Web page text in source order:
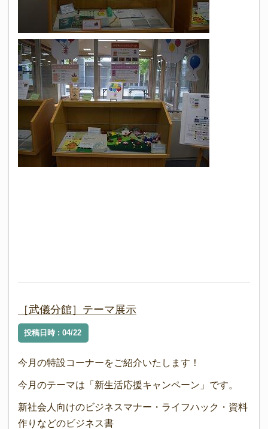
［武儀分館］テーマ展示
投稿日時 : 04/22
今月の特設コーナーをご紹介いたします！
今月のテーマは「新生活応援キャンペーン」です。
新社会人向けのビジネスマナー・ライフハック・資料
作りなどのビジネス書